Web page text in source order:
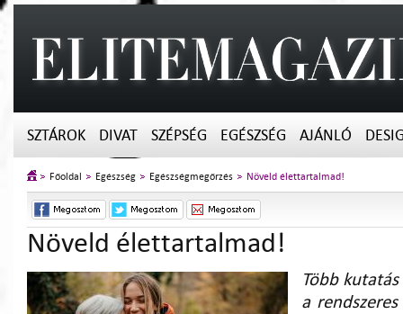
SZTÁROK DIVAT SZÉPSÉG EGÉSZSÉG AJÁNLÓ
Főoldal Egészség Egészségmegőrzés Növeld élettartalmad!
Növeld élettartalmad!
Több
a